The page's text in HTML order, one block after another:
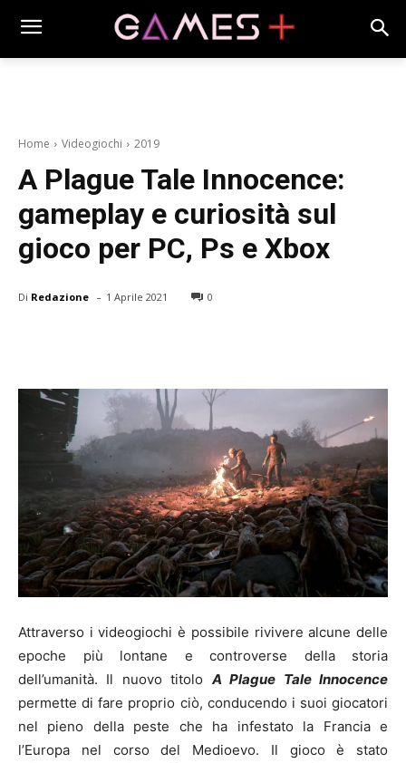
Home Videogiochi 2019
A Plague Tale Innocence:
gameplay e curiosità sul
gioco per PC, Ps e Xbox
Di Redazione - 1 Aprile 2021 0
Attraverso i videogiochi è possibile rivivere alcune delle
epoche più lontane e controverse della storia
dell’umanità. Il nuovo titolo A Plague Tale Innocence
permette di fare proprio ciò, conducendo i suoi giocatori
nel pieno della peste che ha infestato la Francia e
l’Europa nel corso del Medioevo. Il gioco è stato